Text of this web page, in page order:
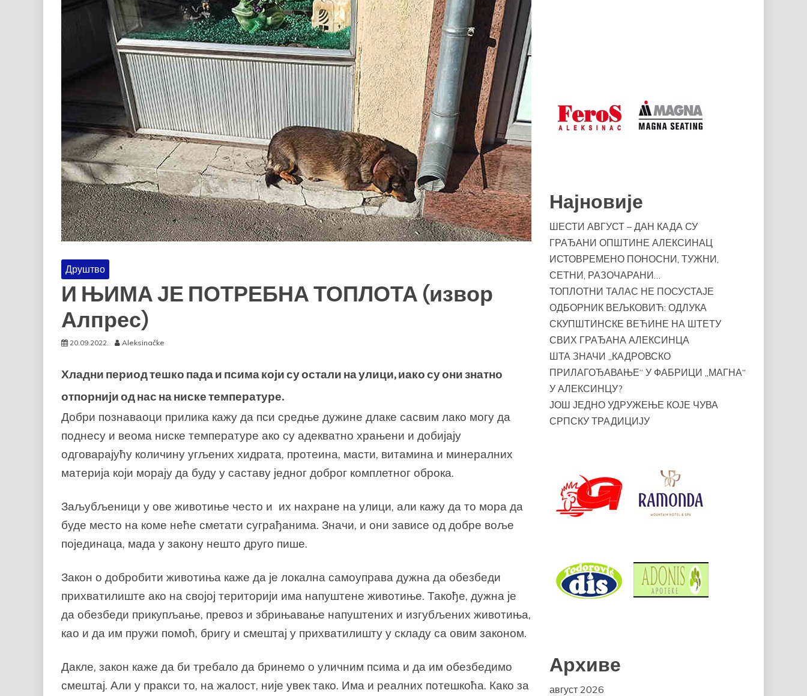
Друштво
И ЊИМА ЈЕ ПОТРЕБНА ТОПЛОТА (извор
Алпрес)
20.09.2022. Aleksinačke
Хладни период тешко пада и псима који су остали на улици, иако су они знатно
отпорнији од нас на ниске температуре.
Добри познаваоци прилика кажу да пси средње дужине длаке сасвим лако могу да
поднесу и веома ниске температуре ако су адекватно храњени и добијају
одговарајућу количину угљених хидрата, протеина, масти, витамина и минералних
материја који морају да буду у саставу једног доброг комплетног оброка.
Заљубљеници у ове животиње често и их нахране на улици, али кажу да то мора да
буде место на коме неће сметати суграђанима. Значи, и они зависе од добре воље
појединаца, мада у закону нешто друго пише.
Закон о добробити животиња каже да је локална самоуправа дужна да обезбеди
прихватилиште ако на својој територији има напуштене животиње. Такође, дужна је
да обезбеди прикупљање, превоз и збрињавање напуштених и изгубљених животиња,
као и да им пружи помоћ, бригу и смештај у прихватилишту у складу са овим законом.
Дакле, закон каже да би требало да бринемо о уличним псима и да им обезбедимо
смештај. Али у пракси то, на жалост, није увек тако. Има и реалних потешкоћа. Како за
Најновије
ШЕСТИ АВГУСТ – ДАН КАДА СУ
ГРАЂАНИ ОПШТИНЕ АЛЕКСИНАЦ
ИСТОВРЕМЕНО ПОНОСНИ, ТУЖНИ,
СЕТНИ, РАЗОЧАРАНИ…
ТОПЛОТНИ ТАЛАС НЕ ПОСУСТАЈЕ
ОДБОРНИК ВЕЉКОВИЋ: ОДЛУКА
СКУПШТИНСКЕ ВЕЋИНЕ НА ШТЕТУ
СВИХ ГРАЂАНА АЛЕКСИНЦА
ШТА ЗНАЧИ „КАДРОВСКО
ПРИЛАГОЂАВАЊЕ“ У ФАБРИЦИ „МАГНА“
У АЛЕКСИНЦУ?
ЈОШ ЈЕДНО УДРУЖЕЊЕ КОЈЕ ЧУВА
СРПСКУ ТРАДИЦИЈУ
Архиве
август 2026